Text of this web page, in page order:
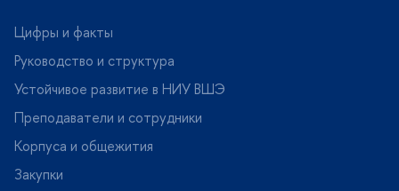
Цифры и факты
Руководство и структура
Устойчивое развитие в НИУ ВШЭ
Преподаватели и сотрудники
Корпуса и общежития
Закупки